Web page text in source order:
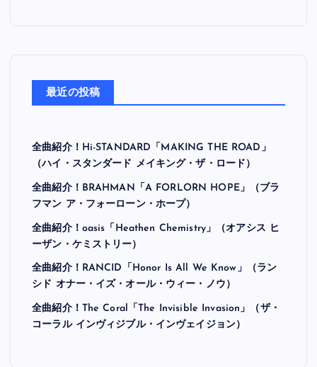
最近の投稿
全曲紹介！Hi-STANDARD「MAKING THE ROAD」
（ハイ・スタンダード メイキング・ザ・ロード）
全曲紹介！BRAHMAN「A FORLORN HOPE」（ブラ
フマン ア・フォーローン・ホープ）
全曲紹介！oasis「Heathen Chemistry」（オアシス ヒ
ーザン・ケミストリー）
全曲紹介！RANCID「Honor Is All We Know」（ラン
シド オナー・イズ・オール・ウィー・ノウ）
全曲紹介！The Coral「The Invisible Invasion」（ザ・
コーラル インヴィジブル・インヴェイジョン）